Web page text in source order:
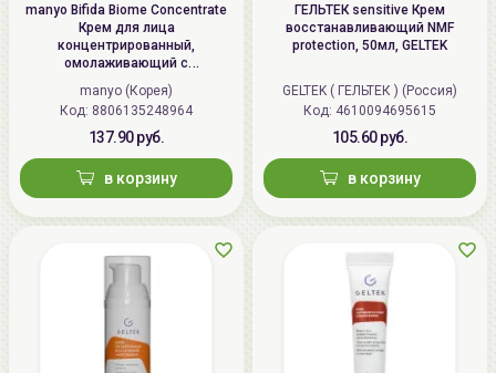
manyo Bifida Biome Concentrate
Крем для лица
концентрированный,
омолаживающий с
бифидобактериями | 50мл |
Bifida Biome Concentrate Cream
manyo (Корея)
Код: 8806135248964
137.90 руб.
в корзину
ГЕЛЬТЕК sensitive Крем
восстанавливающий NMF
protection, 50мл, GELTEK
GELTEK ( ГЕЛЬТЕК ) (Россия)
Код: 4610094695615
105.60 руб.
в корзину